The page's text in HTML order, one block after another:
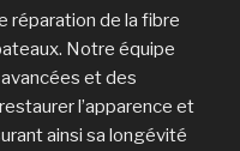
réparation de la fibre
Notre équipe
et des
l’apparence et
ainsi sa longévité